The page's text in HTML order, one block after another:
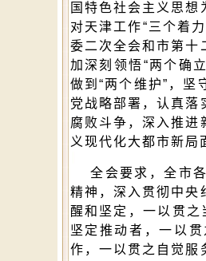
国特色社会主义思
对天津工作“三个着
委二次全会和市第十
加深刻领悟“两个确
做到“两个维护”，
党战略部署，认真
腐败斗争，深入推
义现代化大都市新局
全会要求，全市各
精神，深入贯彻中央
醒和坚定，一以贯之
坚定推动者，一以
作，一以贯之自觉服